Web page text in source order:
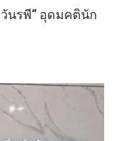
นรพี“ อุดมคตินัก